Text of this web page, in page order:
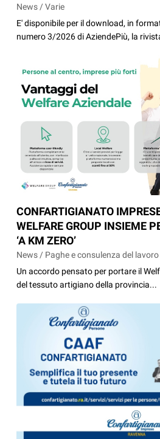
News / Varie
E' disponibile per il download, in
numero 3/2026 di AziendePiù, la
CONFARTIGIANATO
WELFARE GROUP INSIEME
‘A KM ZERO’
News / Paghe e consulenza del lavoro
Un accordo pensato per portare il
del tessuto artigiano della provincia...